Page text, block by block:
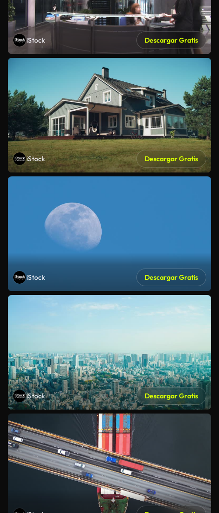
iStock Descargar Gratis
iStock Descargar Gratis
iStock Descargar Gratis
iStock Descargar Gratis